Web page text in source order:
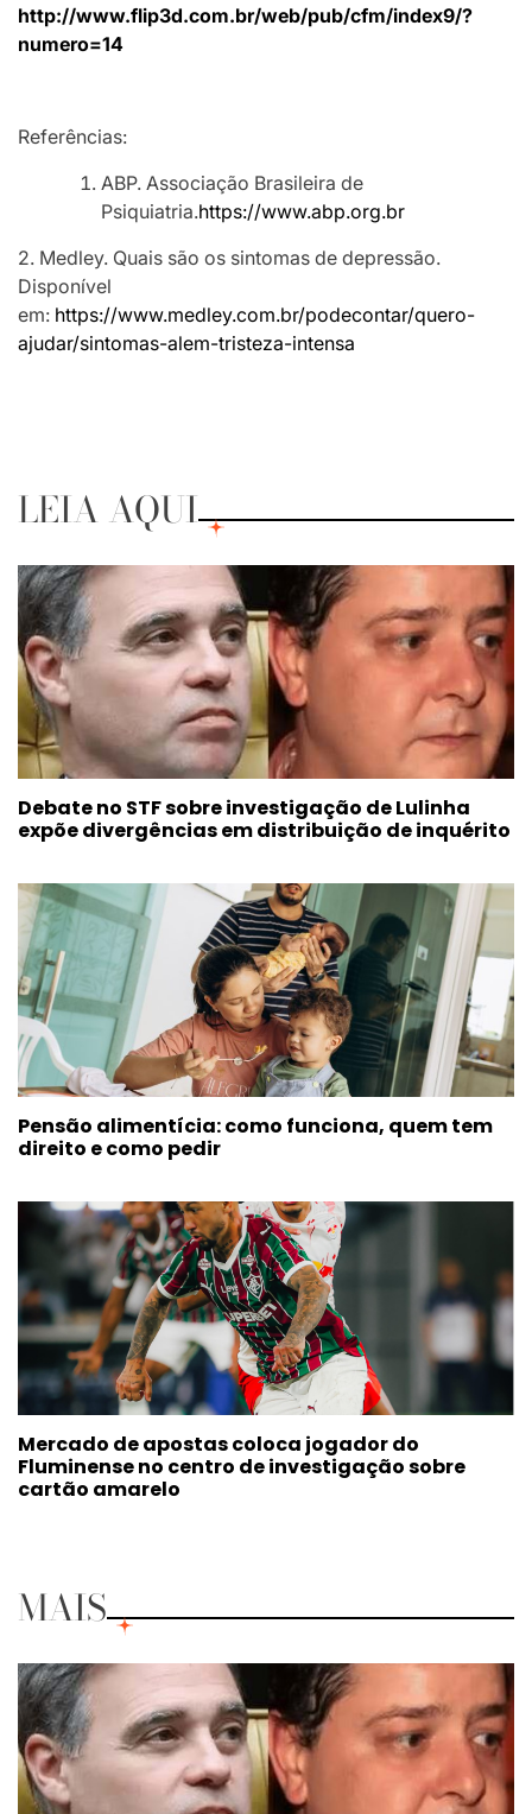
http://www.flip3d.com.br/web/pub/cfm/index9/?
numero=14
Referências:
ABP. Associação Brasileira de
Psiquiatria.https://www.abp.org.br
2. Medley. Quais são os sintomas de depressão.
Disponível
em: https://www.medley.com.br/podecontar/quero-
ajudar/sintomas-alem-tristeza-intensa
LEIA AQUI
Debate no STF sobre investigação de Lulinha
expõe divergências em distribuição de inquérito
Pensão alimentícia: como funciona, quem tem
direito e como pedir
Mercado de apostas coloca jogador do
Fluminense no centro de investigação sobre
cartão amarelo
MAIS